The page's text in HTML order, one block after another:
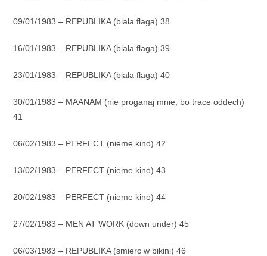
09/01/1983 – REPUBLIKA (biala flaga) 38
16/01/1983 – REPUBLIKA (biala flaga) 39
23/01/1983 – REPUBLIKA (biala flaga) 40
30/01/1983 – MAANAM (nie proganaj mnie, bo trace oddech)
41
06/02/1983 – PERFECT (nieme kino) 42
13/02/1983 – PERFECT (nieme kino) 43
20/02/1983 – PERFECT (nieme kino) 44
27/02/1983 – MEN AT WORK (down under) 45
06/03/1983 – REPUBLIKA (smierc w bikini) 46